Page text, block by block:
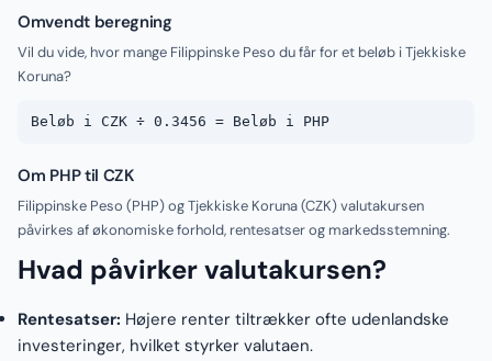
Omvendt beregning
Vil du vide, hvor mange Filippinske Peso du får for et beløb i Tjekkiske
Koruna?
Beløb i CZK ÷ 0.3456 = Beløb i PHP
Om PHP til CZK
Filippinske Peso (PHP) og Tjekkiske Koruna (CZK) valutakursen
påvirkes af økonomiske forhold, rentesatser og markedsstemning.
Hvad påvirker valutakursen?
Rentesatser: Højere renter tiltrækker ofte udenlandske
investeringer, hvilket styrker valutaen.